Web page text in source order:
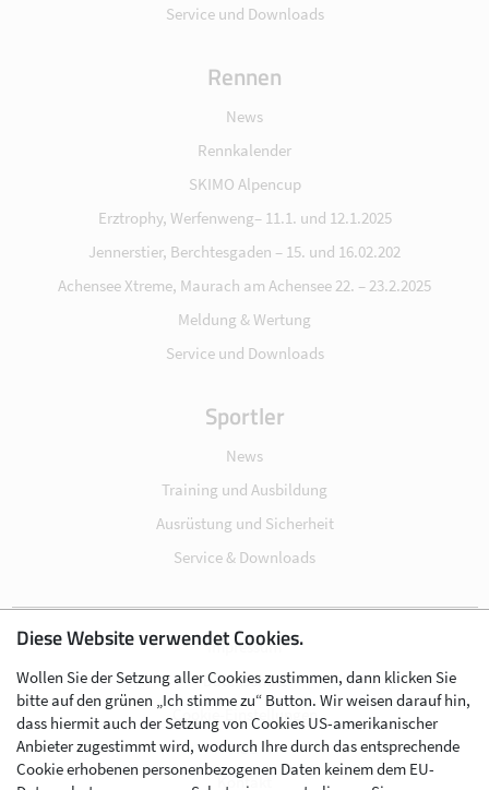
Service und Downloads
Rennen
News
Rennkalender
SKIMO Alpencup
Erztrophy, Werfenweng– 11.1. und 12.1.2025
Jennerstier, Berchtesgaden – 15. und 16.02.202
Achensee Xtreme, Maurach am Achensee 22. – 23.2.2025
Meldung & Wertung
Service und Downloads
Sportler
News
Training und Ausbildung
Ausrüstung und Sicherheit
Service & Downloads
Impressum
Datenschutz
Cookie-Einstellungen
AGB
Kontakt
Diese Website verwendet Cookies.
Wollen Sie der Setzung aller Cookies zustimmen, dann klicken Sie
bitte auf den grünen „Ich stimme zu“ Button. Wir weisen darauf hin,
dass hiermit auch der Setzung von Cookies US-amerikanischer
Anbieter zugestimmt wird, wodurch Ihre durch das entsprechende
Cookie erhobenen personenbezogenen Daten keinem dem EU-